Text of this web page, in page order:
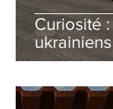
Curiosité :
cet été